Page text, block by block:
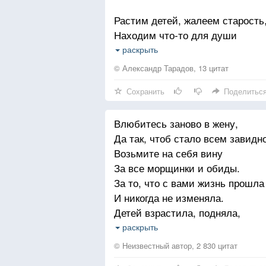
Растим детей, жалеем старость,
Находим что-то для души
Теряем то, что нам досталось
И верим даже в миражи!
А годы тихо уплывают,
Соткав для нас вуаль морщин
Лишь сединой напоминают,
Что жизнь — одна!
И шанс — один!
Антракта нет на этой сцене,
И занавес нельзя закрыть
А время — поднимает цены
На право полноценно жить,
раскрыть
© Александр Тарадов, 13 цитат
Сохранить Поделиться
Влюбитесь заново в жену,
Да так, чтоб стало всем
Возьмите на себя вину
За все морщинки и обиды.
За то, что с вами жизнь прошла
И никогда не изменяла.
Детей взрастила, подняла,
И вам грехи всегда прощала.
За грустный взгляд, за седину
раскрыть
© Неизвестный автор, 2 830 цитат